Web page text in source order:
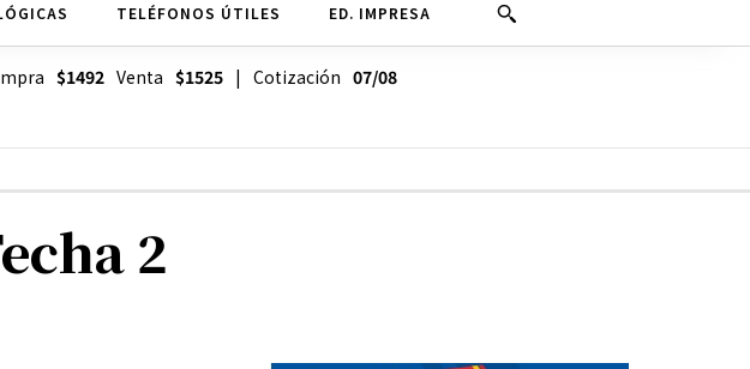
TELÉFONOS ÚTILES ED. IMPRESA
$1492Venta $1525| Cotización 07/08
2